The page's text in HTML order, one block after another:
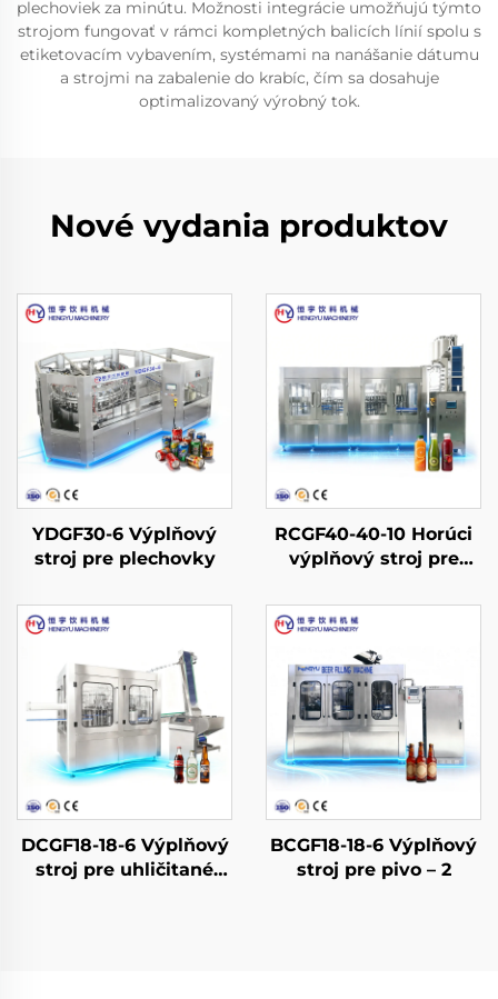
plechoviek za minútu. Možnosti integrácie umožňujú týmto
strojom fungovať v rámci kompletných balicích línií spolu s
etiketovacím vybavením, systémami na nanášanie dátumu
a strojmi na zabalenie do krabíc, čím sa dosahuje
optimalizovaný výrobný tok.
Nové vydania produktov
YDGF30-6 Výplňový
stroj pre plechovky
RCGF40-40-10 Horúci
výplňový stroj pre
PET
DCGF18-18-6 Výplňový
stroj pre uhličitané
BCGF18-18-6 Výplňový
stroj pre pivo – 2